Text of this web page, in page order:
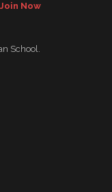
Join Now
School.